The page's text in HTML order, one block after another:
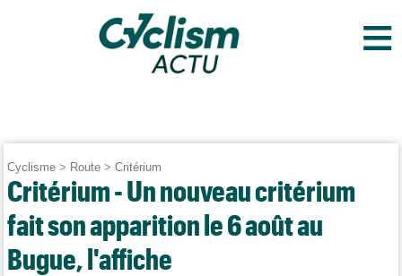
≡
Cyclisme > Route >Critérium
Critérium - Un nouveau critérium
fait son apparition le 6 août au
Bugue, l'affiche